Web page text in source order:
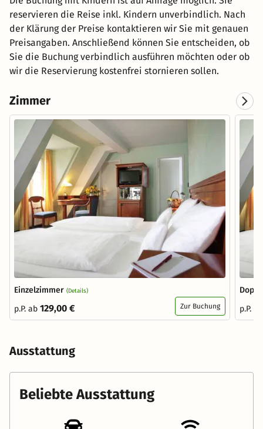
reservieren die Reise inkl. Kindern unverbindlich. Nach
der Klärung der Preise kontaktieren wir Sie mit genauen
Preisangaben. Anschließend können Sie entscheiden, ob
Sie die Buchung verbindlich ausführen möchten oder ob
wir die Reservierung kostenfrei stornieren sollen.
Zimmer
Einzelzimmer (Details)
p.P. ab 129,00 € Zur Buchung
p.P.
Ausstattung
Beliebte Ausstattung